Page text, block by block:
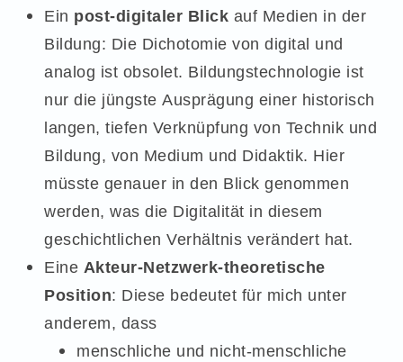
Ein post-digitaler Blick auf Medien in der
Bildung: Die Dichotomie von digital und
analog ist obsolet. Bildungstechnologie ist
nur die jüngste Ausprägung einer historisch
langen, tiefen Verknüpfung von Technik und
Bildung, von Medium und Didaktik. Hier
müsste genauer in den Blick genommen
werden, was die Digitalität in diesem
geschichtlichen Verhältnis verändert hat.
Eine Akteur-Netzwerk-theoretische
Position: Diese bedeutet für mich unter
anderem, dass
menschliche und nicht-menschliche